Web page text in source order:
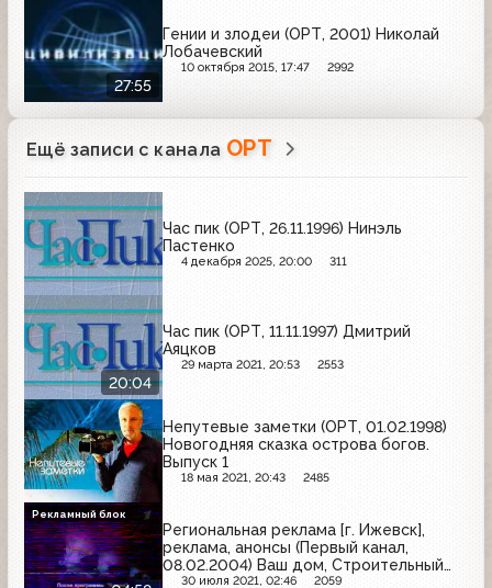
27:55
Гении и злодеи (ОРТ, 2001) Николай
Лобачевский
10 октября 2015, 17:47 2992
Ещё записи с канала ОРТ
Час пик (ОРТ, 26.11.1996) Нинэль
Пастенко
4 декабря 2025, 20:00 311
20:04
Час пик (ОРТ, 11.11.1997) Дмитрий
Аяцков
29 марта 2021, 20:53 2553
Непутевые заметки (ОРТ, 01.02.1998)
Новогодняя сказка острова богов.
Выпуск 1
18 мая 2021, 20:43 2485
Региональная реклама [г. Ижевск],
реклама, анонсы (Первый канал,
08.02.2004) Ваш дом, Строительный
мир, Италмас, Бриз, Уральский мастер,
30 июля 2021, 02:46 2059
Рекламный блок